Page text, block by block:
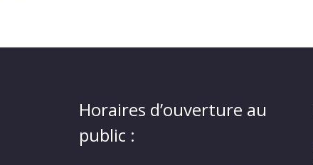
Horaires d’ouverture au
public :